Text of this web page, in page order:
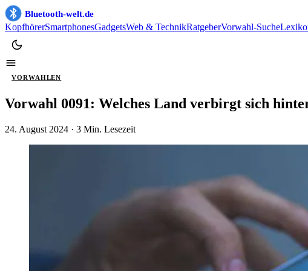
Bluetooth-welt.de
KopfhörerSmartphonesGadgetsWeb & TechnikRatgeberVorwahl-Suche
VORWAHLEN
Vorwahl 0091: Welches Land verbirgt sich
24. August 2024 · 3 Min. Lesezeit